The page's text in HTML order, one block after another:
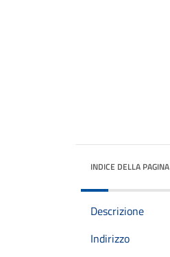
INDICE DELLA PAGINA
Descrizione
Indirizzo